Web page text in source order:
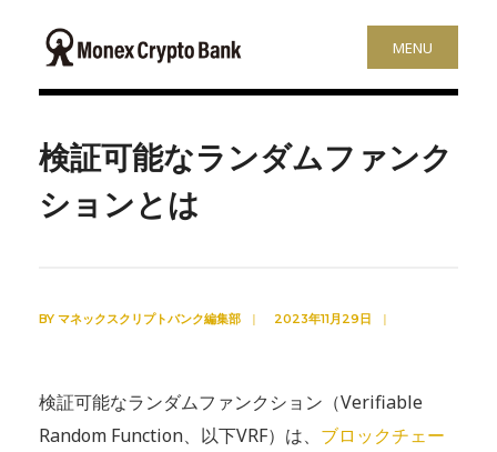
MENU
検証可能なランダムファンク
ションとは
BY マネックスクリプトバンク編集部 | 2023年11月29日 |
検証可能なランダムファンクション（Verifiable
Random Function、以下VRF）は、 ブロックチェー